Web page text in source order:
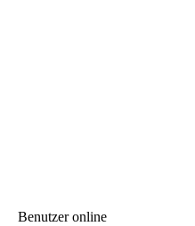
Benutzer online